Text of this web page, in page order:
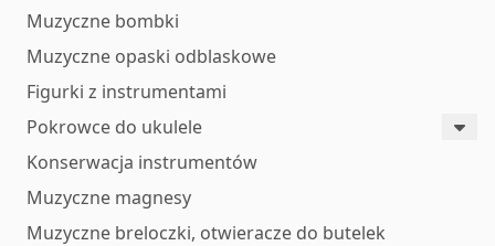
Muzyczne bombki
Muzyczne opaski odblaskowe
Figurki z instrumentami
Pokrowce do ukulele
Konserwacja instrumentów
Muzyczne magnesy
Muzyczne breloczki, otwieracze do butelek